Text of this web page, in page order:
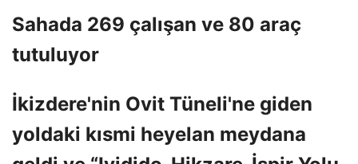
Sahada 269 çalışan ve 80 araç
tutuluyor
İkizdere'nin Ovit Tüneli'ne giden
yoldaki kısmi heyelan meydana